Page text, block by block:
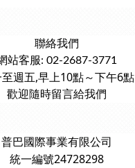
聯絡我們
站客服: 02-2687-3771
週五,早上10點～下午6點
歡迎隨時留言給我們
普巴國際事業有限公司
統一編號24728298